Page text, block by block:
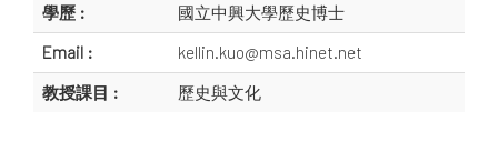
學歷 :
國立中興大學歷史博士
Email :
kellin.kuo@msa.hinet.net
教授課目 :
歷史與文化